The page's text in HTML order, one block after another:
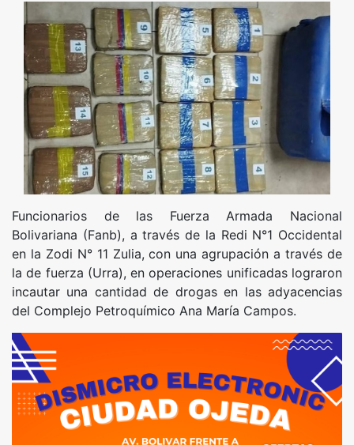
Funcionarios de las Fuerza Armada Nacional
Bolivariana (Fanb), a través de la Redi N°1 Occidental
en la Zodi N° 11 Zulia, con una agrupación a través de
la de fuerza (Urra), en operaciones unificadas lograron
incautar una cantidad de drogas en las adyacencias
del Complejo Petroquímico Ana María Campos.